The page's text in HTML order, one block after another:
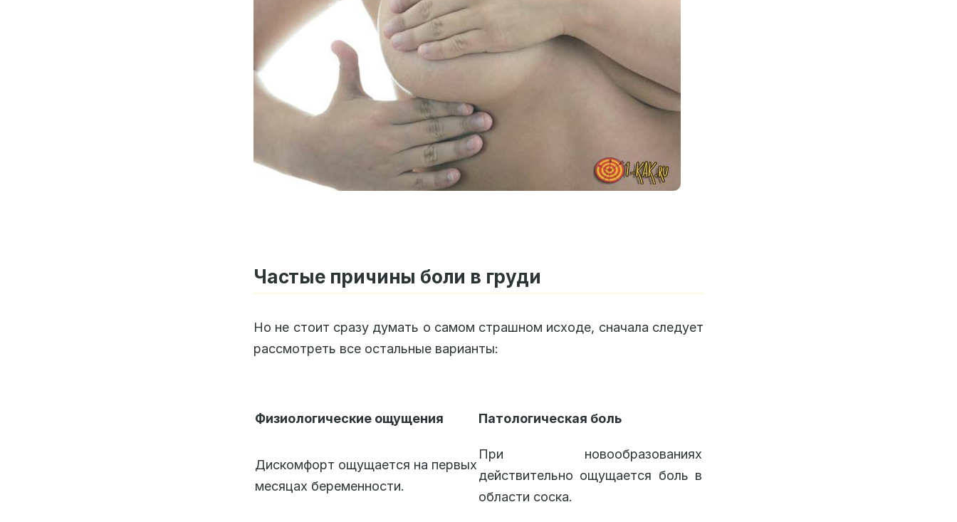
Частые причины боли в груди
Но не стоит сразу думать о самом страшном исходе, сначала следует
рассмотреть все остальные варианты:
Физиологические ощущения Патологическая боль
Дискомфорт ощущается на первых
месяцах беременности.
При новообразованиях
действительно ощущается боль в
области соска.